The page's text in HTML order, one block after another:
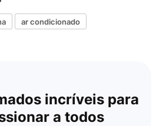
ar condicionado
incríveis para
a todos